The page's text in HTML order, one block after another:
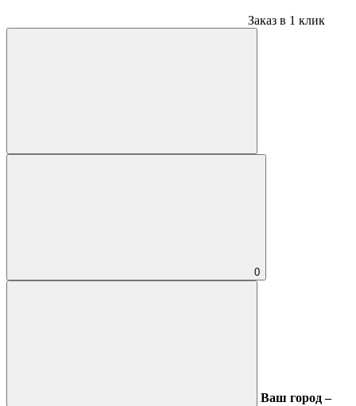
Заказ в 1 клик
0
Ваш город –